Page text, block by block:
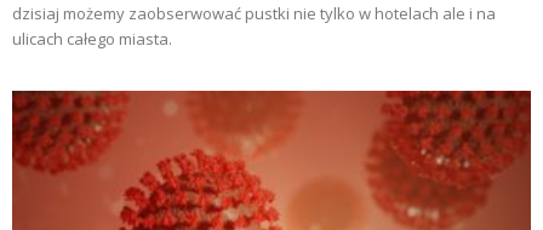
dzisiaj możemy zaobserwować pustki nie tylko w hotelach ale i na
ulicach całego miasta.